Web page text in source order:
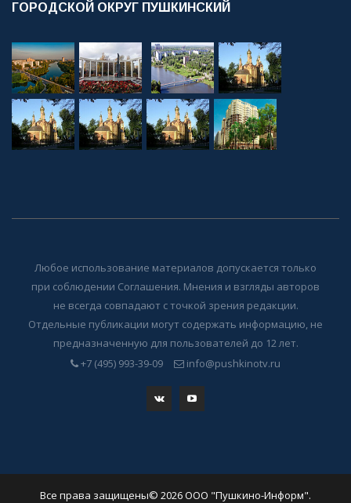
ГОРОДСКОЙ ОКРУГ ПУШКИНСКИЙ
Любое использование материалов допускается только
при соблюдении Соглашения. Мнения и взгляды авторов
не всегда совпадают с точкой зрения редакции.
Отдельные публикации могут содержать информацию, не
предназначенную для пользователей до 12 лет.
+7 (495) 993-39-09
info@pushkinotv.ru
Все права защищены© 2026 ООО "Пушкино-Информ".